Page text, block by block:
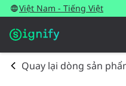
Việt Nam - Tiếng Việt
Quay lại dòng sản